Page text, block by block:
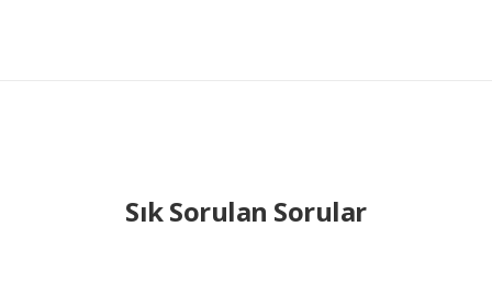
Sık Sorulan Sorular